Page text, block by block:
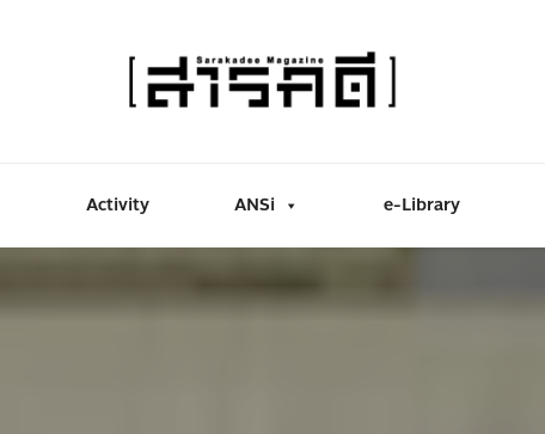
Activity ANSi e-Library